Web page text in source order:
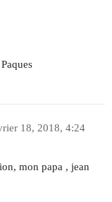
18, 2018, 4:24
mon papa , jean